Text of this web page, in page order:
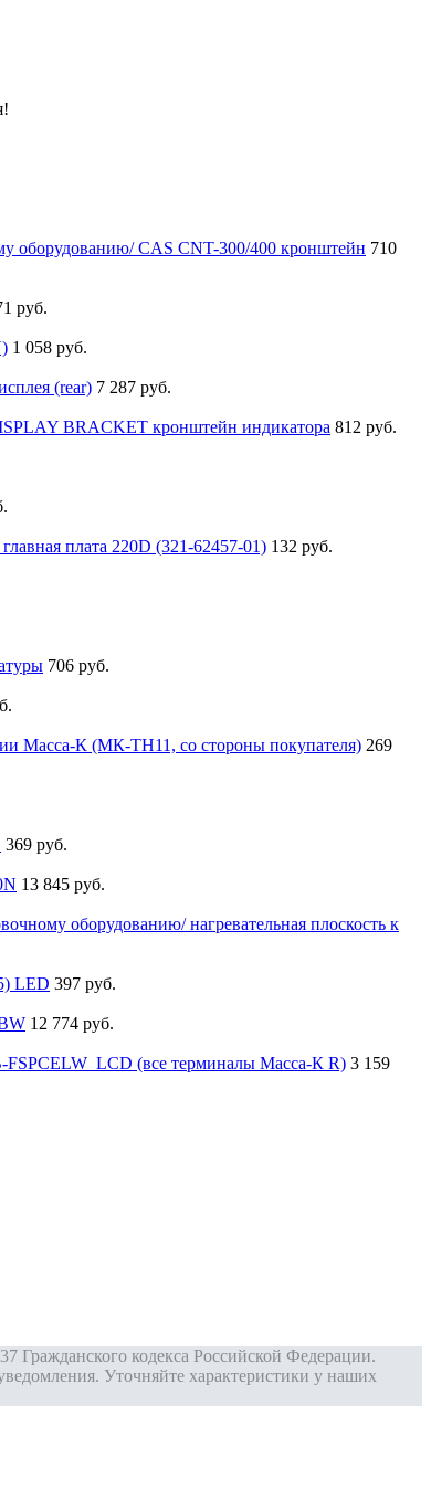
оборудованию/ CAS CNT-300/400 кронштейн 710
руб.
1 058 руб.
(rear) 7 287 руб.
BRACKET кронштейн индикатора 812 руб.
плата 220D (321-62457-01) 132 руб.
706 руб.
Масса-К (МК-ТН11, со стороны покупателя) 269
369 руб.
13 845 руб.
оборудованию/ нагревательная плоскость к
LED 397 руб.
12 774 руб.
(все терминалы Масса-К R) 3 159
Гражданского кодекса Российской Федерации.
Уточняйте характеристики у наших